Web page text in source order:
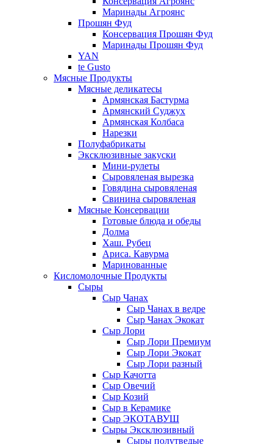
Маринады Агроянс
Прошян Фуд
Консервация Прошян Фуд
Маринады Прошян Фуд
YAN
te Gusto
Мясные Продукты
Мясные деликатесы
Армянская Бастурма
Армянский Суджух
Армянская Колбаса
Нарезки
Полуфабрикаты
Эксклюзивные закуски
Мини-рулеты
Сыровяленая вырезка
Говядина сыровяленая
Свинина сыровяленая
Мясные Консервации
Готовые блюда и обеды
Долма
Хаш. Рубец
Ариса. Кавурма
Маринованные
Кисломолочные Продукты
Сыры
Сыр Чанах
Сыр Чанах в ведре
Сыр Чанах Экокат
Сыр Лори
Сыр Лори Премиум
Сыр Лори Экокат
Сыр Лори разный
Сыр Качотта
Сыр Овечий
Сыр Козий
Сыр в Керамике
Сыр ЭКОТАВУШ
Сыры Эксклюзивный
Сыры полутведые